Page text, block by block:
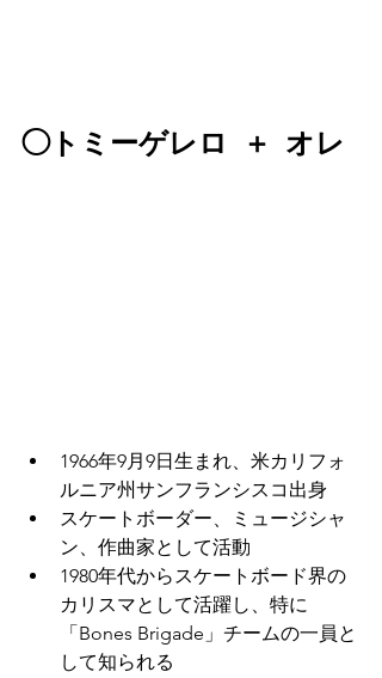
◯トミーゲレロ ＋ オレ
1966年9月9日生まれ、米カリフォ
ルニア州サンフランシスコ出身
スケートボーダー、ミュージシャ
ン、作曲家として活動
1980年代からスケートボード界の
カリスマとして活躍し、特に
「Bones Brigade」チームの一員と
して知られる